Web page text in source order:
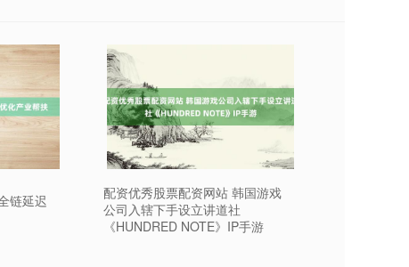
链延迟
配资优秀股票配资网站 韩国游戏
公司入辖下手设立讲道社
《HUNDRED NOTE》IP手游